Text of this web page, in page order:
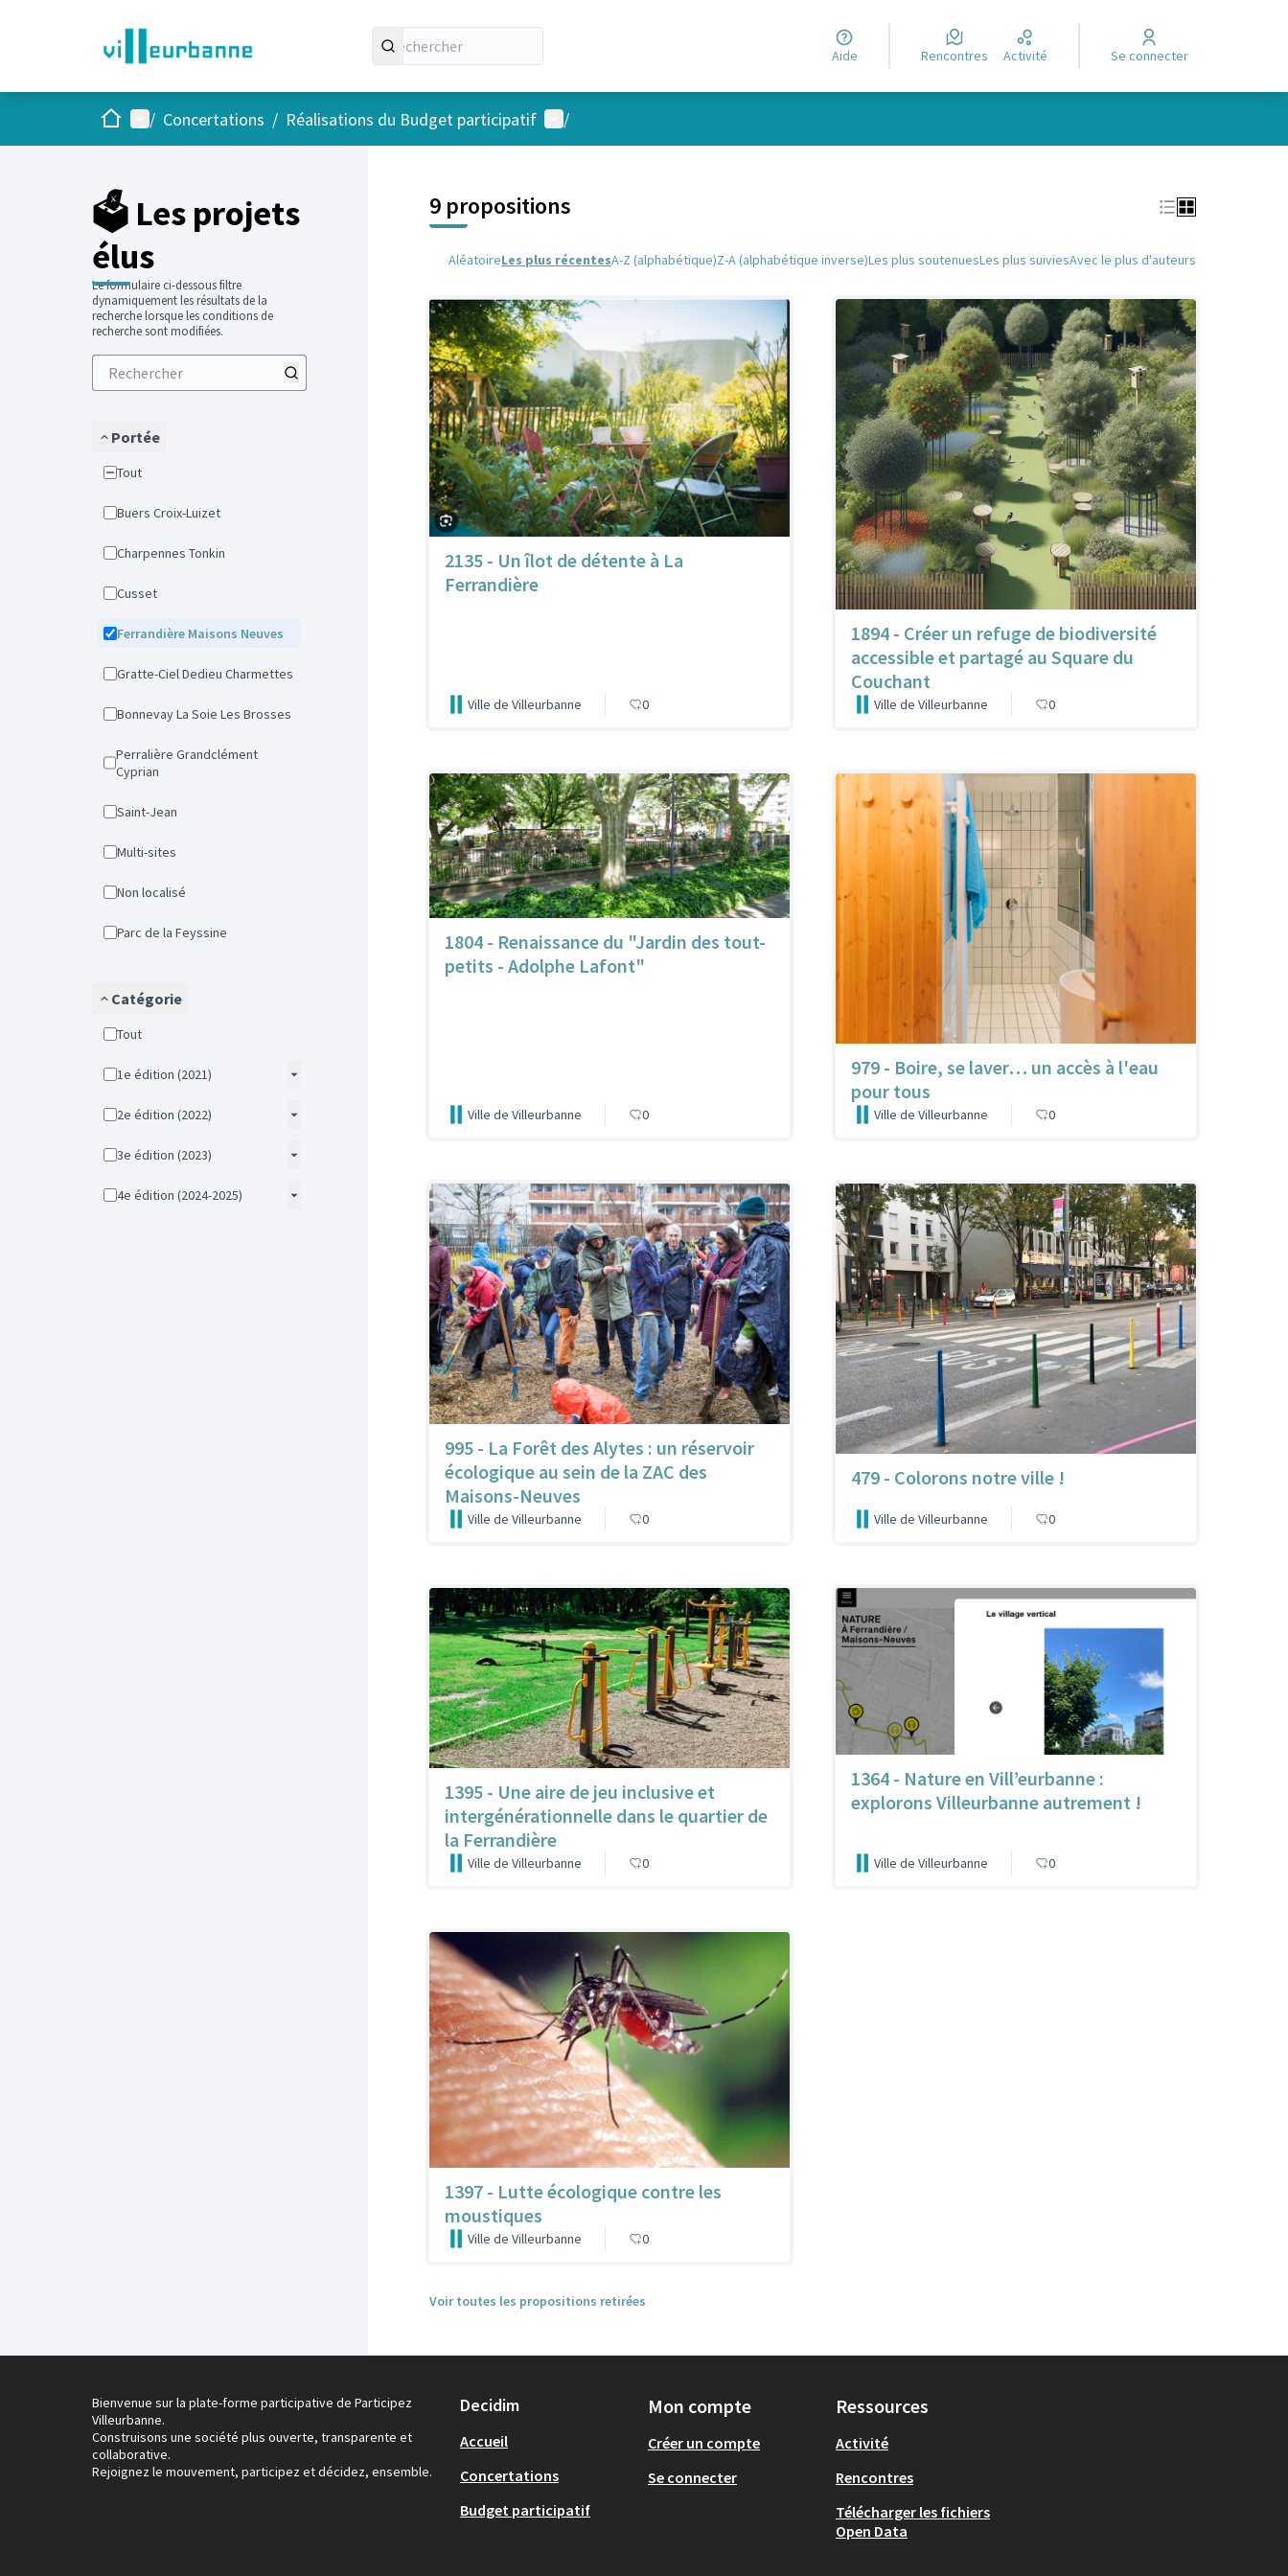
Aide Rencontres Activité Se connecter
AccueilMenu principal
/ Concertations / Réalisations du Budget participatif Menu utilisateur
/
🗳️ Les projets
élus
Le formulaire ci-dessous filtre
dynamiquement les résultats de la
recherche lorsque les conditions de
recherche sont modifiées.
Portée
Tout
Buers Croix-Luizet
Charpennes Tonkin
Cusset
Ferrandière Maisons Neuves
Gratte-Ciel Dedieu Charmettes
Bonnevay La Soie Les Brosses
Perralière Grandclément
Cyprian
Saint-Jean
Multi-sites
Non localisé
Parc de la Feyssine
Catégorie
Tout
1e édition (2021)
2e édition (2022)
3e édition (2023)
4e édition (2024-2025)
9 propositions
AléatoireLes plus récentesA-Z (alphabétique)Z-A (alphabétique inverse)Les plus soutenuesLes plus suiviesAvec le plus d'auteurs
2135 - Un îlot de détente à La
Ferrandière
Ville de Villeurbanne 0
1894 - Créer un refuge de biodiversité
accessible et partagé au Square du
Couchant
Ville de Villeurbanne 0
1804 - Renaissance du "Jardin des tout-
petits - Adolphe Lafont"
Ville de Villeurbanne 0
979 - Boire, se laver… un accès à l'eau
pour tous
Ville de Villeurbanne 0
995 - La Forêt des Alytes : un réservoir
écologique au sein de la ZAC des
Maisons-Neuves
Ville de Villeurbanne 0
479 - Colorons notre ville !
Ville de Villeurbanne 0
1395 - Une aire de jeu inclusive et
intergénérationnelle dans le quartier de
la Ferrandière
Ville de Villeurbanne 0
1364 - Nature en Vill’eurbanne :
explorons Villeurbanne autrement !
Ville de Villeurbanne 0
1397 - Lutte écologique contre les
moustiques
Ville de Villeurbanne 0
Voir toutes les propositions retirées
Bienvenue sur la plate-forme participative de Participez
Villeurbanne.
Construisons une société plus ouverte, transparente et
collaborative.
Rejoignez le mouvement, participez et décidez, ensemble.
Decidim
Accueil
Concertations
Budget participatif
Mon compte
Créer un compte
Se connecter
Ressources
Activité
Rencontres
Télécharger les fichiers
Open Data